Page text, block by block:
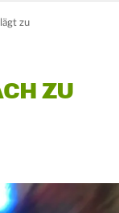
zu
ZU